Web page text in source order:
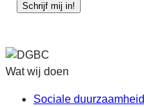
Schrijf mij in!
Wat wij doen
Sociale duurzaamheid